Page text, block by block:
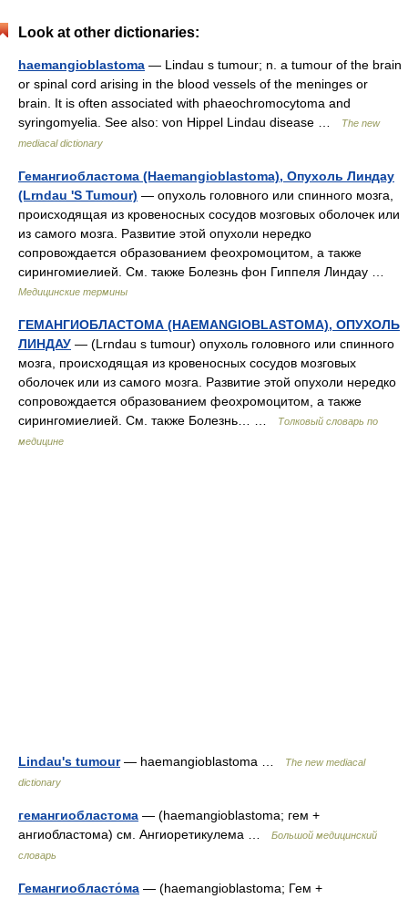
Look at other dictionaries:
haemangioblastoma — Lindau s tumour; n. a tumour of the brain
or spinal cord arising in the blood vessels of the meninges or
brain. It is often associated with phaeochromocytoma and
syringomyelia. See also: von Hippel Lindau disease …
The new
mediacal dictionary
Гемангиобластома (Haemangioblastoma), Опухоль Линдау
(Lrndau 'S Tumour) — опухоль головного или спинного мозга,
происходящая из кровеносных сосудов мозговых оболочек или
из самого мозга. Развитие этой опухоли нередко
сопровождается образованием феохромоцитом, а также
сирингомиелией. См. также Болезнь фон Гиппеля Линдау …
Медицинские термины
ГЕМАНГИОБЛАСТОМА (HAEMANGIOBLASTOMA), ОПУХОЛЬ
ЛИНДАУ — (Lrndau s tumour) опухоль головного или спинного
мозга, происходящая из кровеносных сосудов мозговых
оболочек или из самого мозга. Развитие этой опухоли нередко
сопровождается образованием феохромоцитом, а также
сирингомиелией. См. также Болезнь… …
Толковый словарь по
медицине
Lindau's tumour— haemangioblastoma …
The new mediacal
dictionary
гемангиобластома — (haemangioblastoma; гем +
ангиобластома) см. Ангиоретикулема …
Большой медицинский
словарь
Гемангиобласто́ма — (haemangioblastoma; Гем +